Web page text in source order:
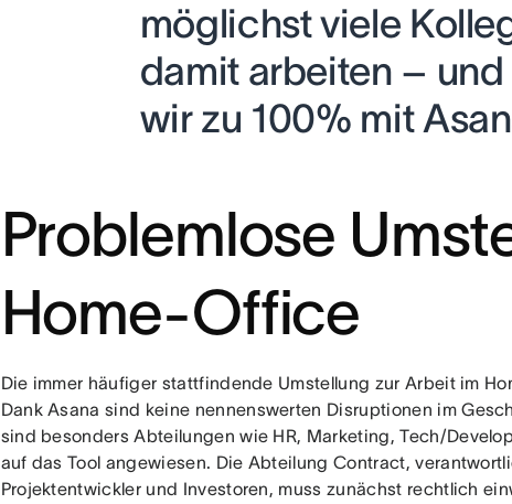
möglichst viele
damit arbeiten –
wir zu 100% mit
Problemlose
Home-Office
Die immer häufiger stattfindende Umstellung zur Arbeit im
Dank Asana sind keine nennenswerten Disruptionen im
sind besonders Abteilungen wie HR, Marketing, Tech/
auf das Tool angewiesen. Die Abteilung Contract,
Projektentwickler und Investoren, muss zunächst rechtlich